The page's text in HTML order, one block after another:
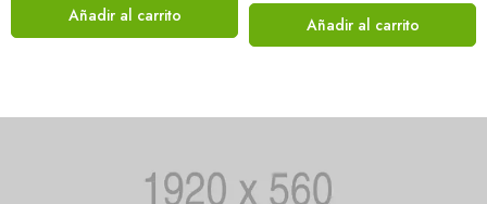
Añadir al carrito Añadir al carrito